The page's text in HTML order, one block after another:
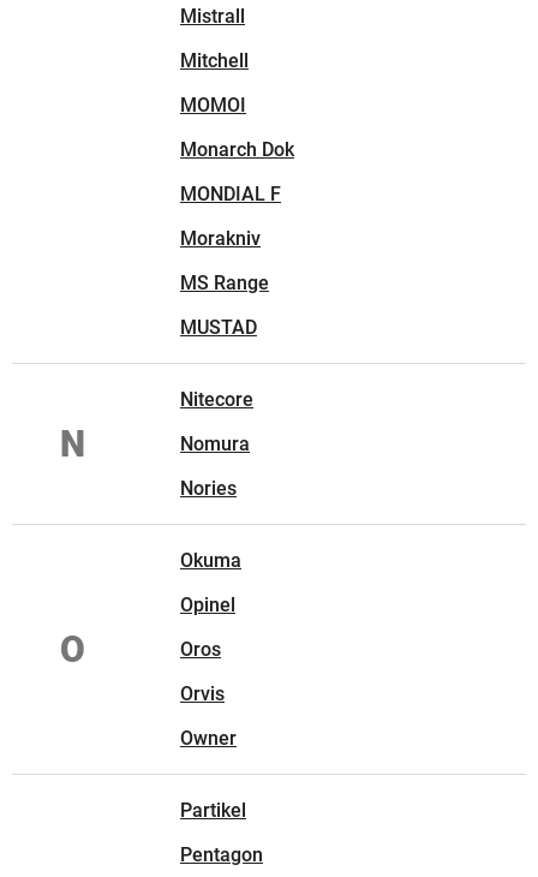
Mistrall
Mitchell
MOMOI
Monarch Dok
MONDIAL F
Morakniv
MS Range
MUSTAD
N
Nitecore
Nomura
Nories
O
Okuma
Opinel
Oros
Orvis
Owner
Partikel
Pentagon